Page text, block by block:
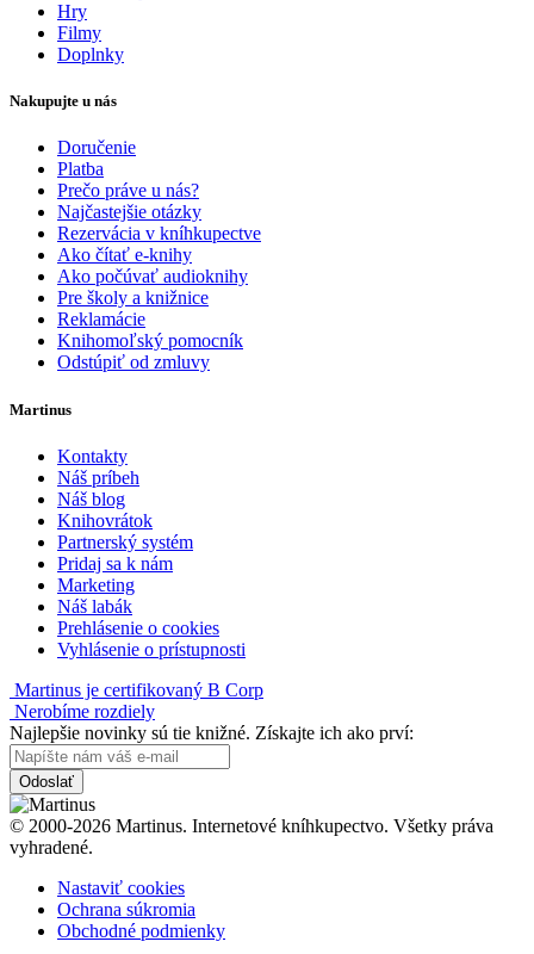
Hry
Filmy
Doplnky
Nakupujte u nás
Doručenie
Platba
Prečo práve u nás?
Najčastejšie otázky
Rezervácia v kníhkupectve
Ako čítať e-knihy
Ako počúvať audioknihy
Pre školy a knižnice
Reklamácie
Knihomoľský pomocník
Odstúpiť od zmluvy
Martinus
Kontakty
Náš príbeh
Náš blog
Knihovrátok
Partnerský systém
Pridaj sa k nám
Marketing
Náš labák
Prehlásenie o cookies
Vyhlásenie o prístupnosti
Martinus je certifikovaný B Corp
Nerobíme rozdiely
Najlepšie novinky sú tie knižné. Získajte ich ako prví:
Odoslať
© 2000-2026 Martinus. Internetové kníhkupectvo. Všetky práva
vyhradené.
Nastaviť cookies
Ochrana súkromia
Obchodné podmienky